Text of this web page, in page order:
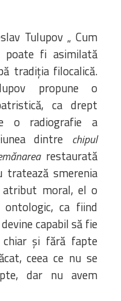
monumenti
Diaconie
Associazioni e
Centri
Cimiteri
Parrocchie
stampa
e le leggi
Tulupov „ Cum
poate fi asimilată
tradiția filocalică.
propune o
ca drept
o radiografie a
dintre chipul
restaurată
tratează smerenia
moral, el o
ca fiind
capabil să fie
chiar și fără fapte
ceea ce nu se
dar nu avem